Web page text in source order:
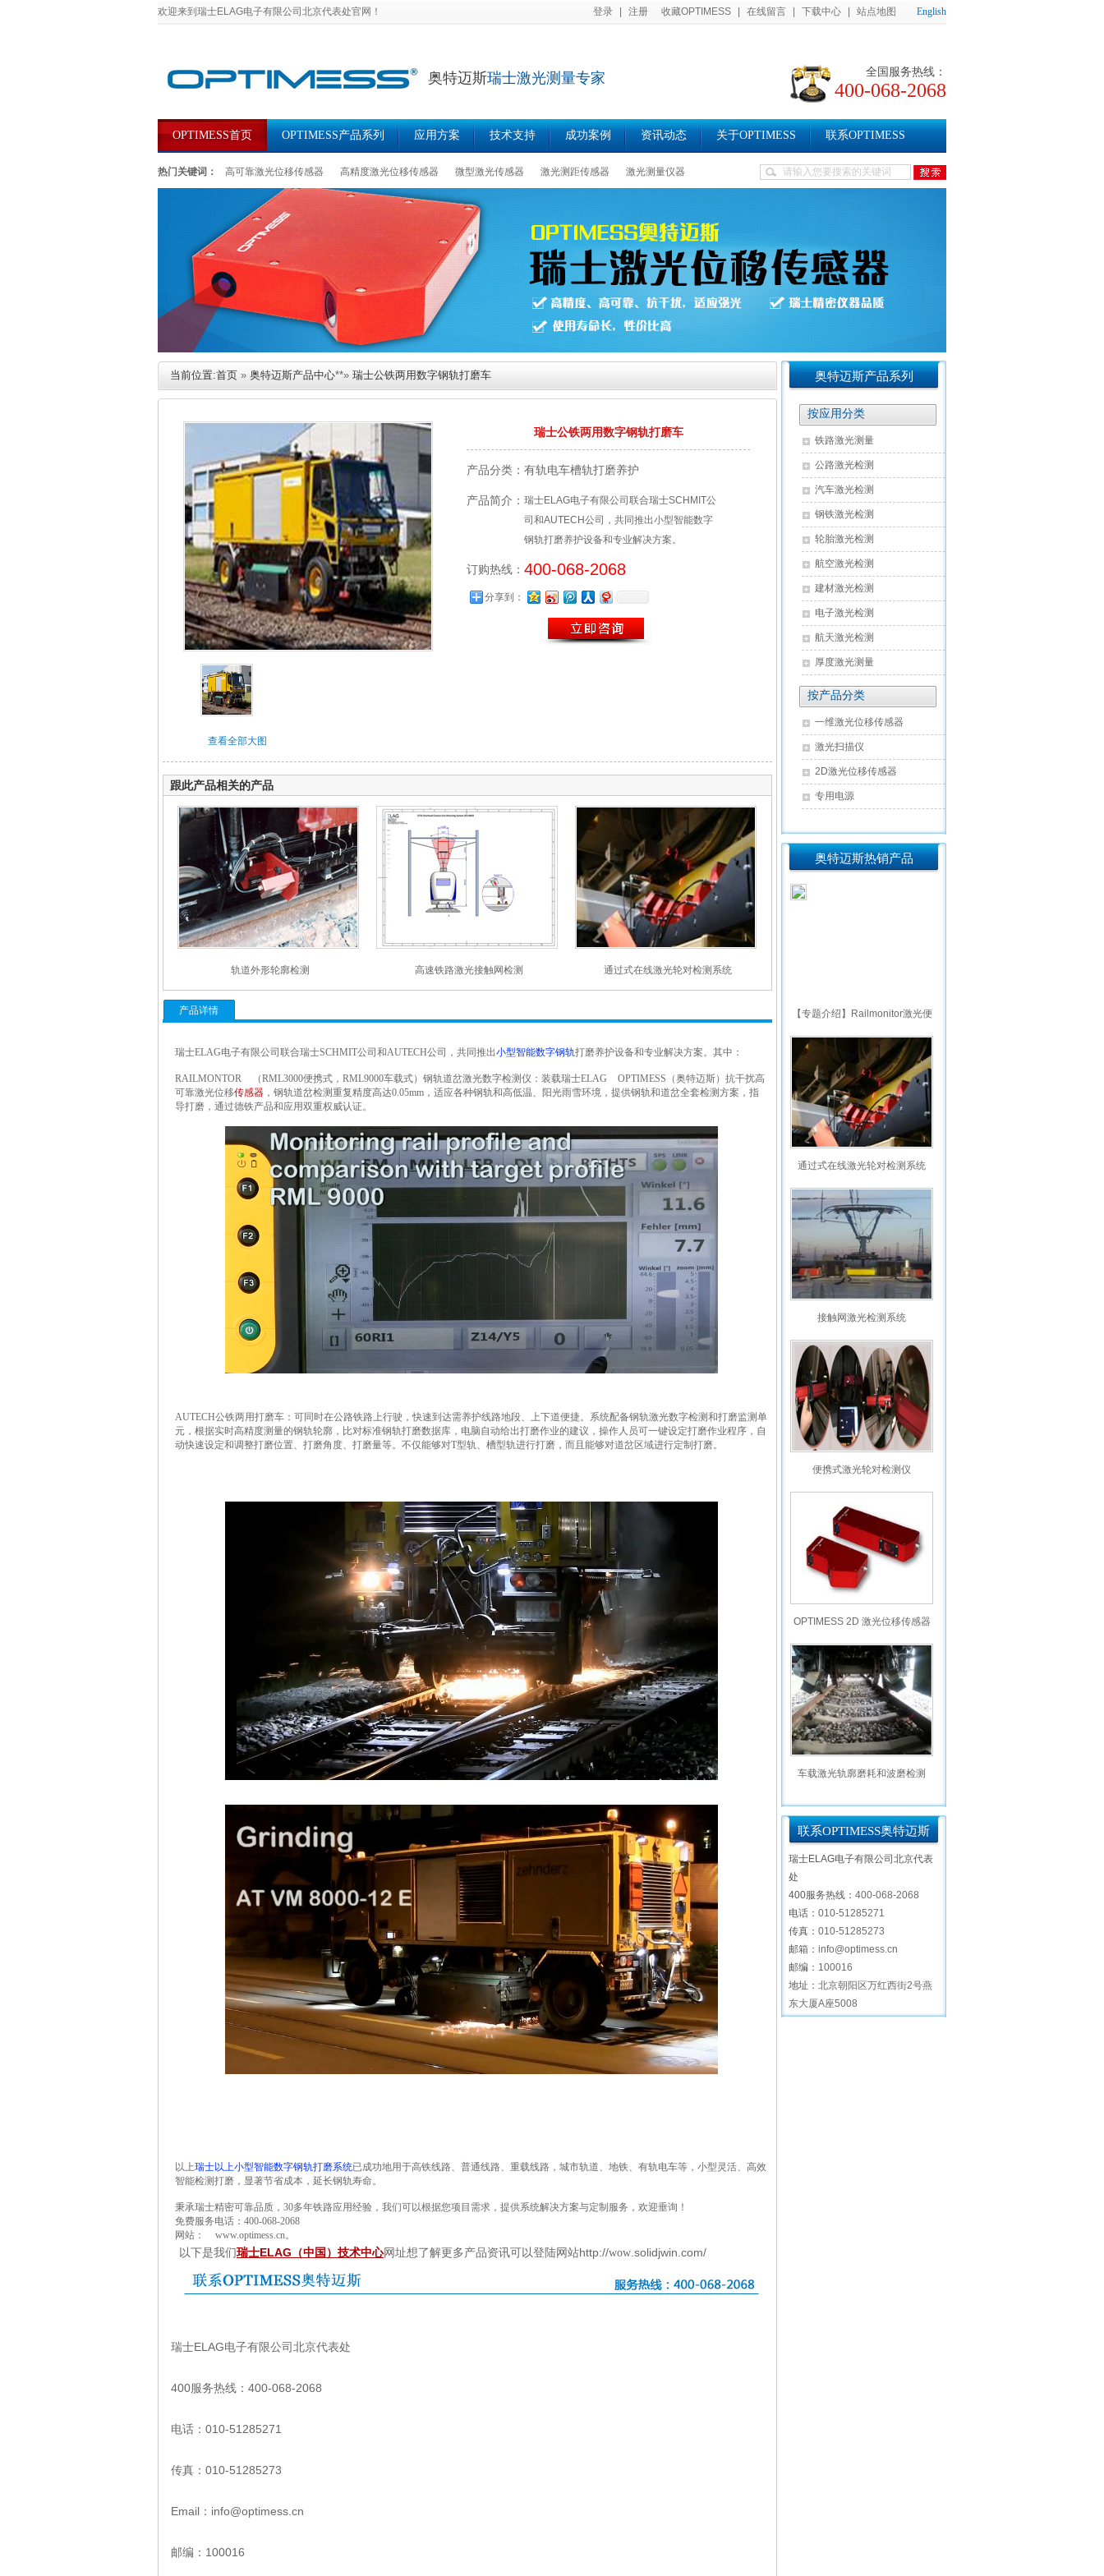
欢迎来到瑞士ELAG电子有限公司北京代表处官网！ 登录 注册 收藏OPTIMESS 在线留言 下载中心 站点地图 English
奥特迈斯瑞士激光测量专家 全国服务热线：
400-068-2068
OPTIMESS首页 OPTIMESS产品系列 应用方案 技术支持 成功案例 资讯动态 关于OPTIMESS 联系OPTIMESS
热门关键词： 高可靠激光位移传感器 高精度激光位移传感器 微型激光传感器 激光测距传感器 激光测量仪器
奥特迈斯产品系列
按应用分类
铁路激光测量
公路激光检测
汽车激光检测
钢铁激光检测
轮胎激光检测
航空激光检测
建材激光检测
电子激光检测
航天激光检测
厚度激光测量
按产品分类
一维激光位移传感器
激光扫描仪
2D激光位移传感器
专用电源
奥特迈斯热销产品
【专题介绍】Railmonitor激光便
通过式在线激光轮对检测系统
接触网激光检测系统
便携式激光轮对检测仪
OPTIMESS 2D 激光位移传感器
车载激光轨廓磨耗和波磨检测
联系OPTIMESS奥特迈斯
瑞士ELAG电子有限公司北京代表
处
400服务热线： 400-068-2068
电话： 010-51285271
传真： 010-51285273
邮箱： info@optimess.cn
邮编： 100016
地址： 北京朝阳区万红西街2号燕
东大厦A座5008
当前位置:首页 » 奥特迈斯产品中心**» 瑞士公铁两用数字钢轨打磨车
查看全部大图
瑞士公铁两用数字钢轨打磨车
产品分类： 有轨电车槽轨打磨养护
产品简介： 瑞士ELAG电子有限公司联合瑞士SCHMIT公
司和AUTECH公司，共同推出小型智能数字
钢轨打磨养护设备和专业解决方案。
订购热线： 400-068-2068
分享到：
跟此产品相关的产品
轨道外形轮廓检测 高速铁路激光接触网检测 通过式在线激光轮对检测系统
产品详情
瑞士ELAG电子有限公司联合瑞士SCHMIT公司和AUTECH公司，共同推出小型智能数字钢轨打磨养护设备和专业解决方案。其中：
RAILMONTOR （RML3000便携式， RML9000车载式）钢轨道岔激光数字检测仪：装载瑞士ELAG OPTIMESS （奥特迈斯）抗干扰高
可靠激光位移传感器 ，钢轨道岔检测重复精度高达0.05mm ，适应各种钢轨和高低温、阳光雨雪环境，提供钢轨和道岔全套检测方案，指
导打磨，通过德铁产品和应用双重权威认证。
AUTECH公铁两用打磨车：可同时在公路铁路上行驶，快速到达需养护线路地段、上下道便捷。系统配备钢轨激光数字检测和打磨监测单
元，根据实时高精度测量的钢轨轮廓，比对标准钢轨打磨数据库，电脑自动给出打磨作业的建议，操作人员可一键设定打磨作业程序，自
动快速设定和调整打磨位置、打磨角度、打磨量等。不仅能够对T型轨、槽型轨进行打磨，而且能够对道岔区域进行定制打磨。
以上瑞士以上小型智能数字钢轨打磨系统已成功地用于高铁线路、普通线路、重载线路，城市轨道、地铁、有轨电车等，小型灵活、高效
智能检测打磨，显著节省成本，延长钢轨寿命。
秉承瑞士精密可靠品质， 30多年铁路应用经验，我们可以根据您项目需求，提供系统解决方案与定制服务，欢迎垂询！
免费服务电话： 400-068-2068
网站：
www.optimess.cn。
以下是我们瑞士ELAG （中国）技术中心网址想了解更多产品资讯可以登陆网站http://wow .solidjwin.com/
瑞士ELAG电子有限公司北京代表处
400服务热线：400-068-2068
电话：010-51285271
传真：010-51285273
Email：info@optimess.cn
邮编：100016